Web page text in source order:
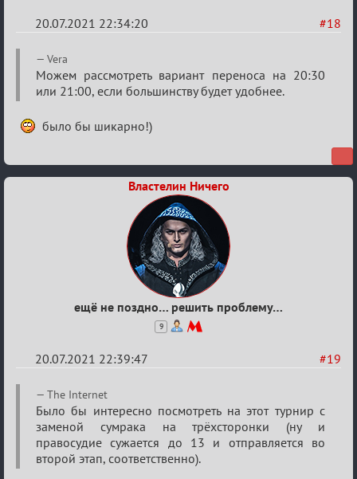
#18
20.07.2021 22:34:20
Re:
Обуждение
«Universal»
Vera
Можем рассмотреть вариант переноса на 20:30
или 21:00, если большинству будет удобнее.
было бы шикарно!)
Властелин Ничего
ещё не поздно… решить проблему…
9
#19
20.07.2021 22:39:47
Re:
Обуждение
«Universal»
The Internet
Было бы интересно посмотреть на этот турнир с
заменой сумрака на трёхсторонки (ну и
правосудие сужается до 13 и отправляется во
второй этап, соответственно).